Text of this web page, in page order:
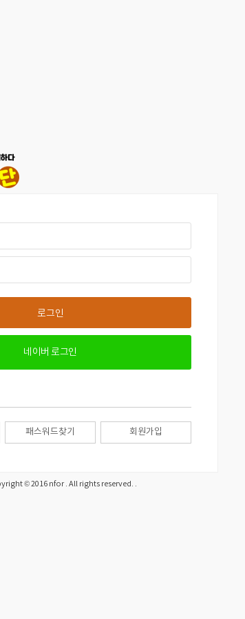
네이버 로그인
패스워드찾기 회원가입
© 2016 nfor . All rights reserved. .